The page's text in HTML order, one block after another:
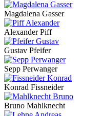
Magdalena Gasser
Alexander Piff
Gustav Pfeifer
Sepp Perwanger
Konrad Fissneider
Bruno Mahlknecht